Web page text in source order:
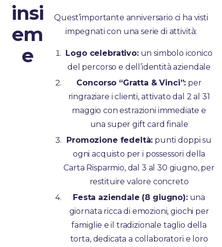
insi
em
e
Quest’importante anniversario ci ha visti
impegnati con una serie di attività:
Logo celebrativo:un simbolo iconico
del percorso e dell’identità aziendale
Concorso “Gratta & Vinci”: per
ringraziare i clienti, attivato dal 2 al 31
maggio con estrazioni immediate e
una super gift card finale
Promozione fedeltà: punti doppi su
ogni acquisto per i possessori della
Carta Risparmio, dal 3 al 30 giugno, per
restituire valore concreto
Festa aziendale (8 giugno):una
giornata ricca di emozioni, giochi per
famiglie e il tradizionale taglio della
torta, dedicata a collaboratori e loro